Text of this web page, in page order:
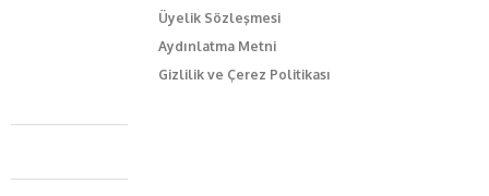
Üyelik Sözleşmesi
Aydınlatma Metni
Gizlilik ve Çerez Politikası
Caferağa Mah. Dr. Şakir Paşa Sok. No3/A Kadıköy İstanbul
+90 543 345 46 00